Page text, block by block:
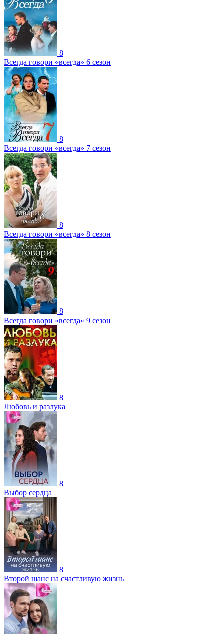
8
Всегда говори «всегда» 6 сезон
8
Всегда говори «всегда» 7 сезон
8
Всегда говори «всегда» 8 сезон
8
Всегда говори «всегда» 9 сезон
8
Любовь и разлука
8
Выбор сердца
8
Второй шанс на счастливую жизнь